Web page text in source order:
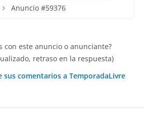
Anuncio #59376
con este anuncio o anunciante?
retraso en la respuesta)
sus comentarios a TemporadaLivre